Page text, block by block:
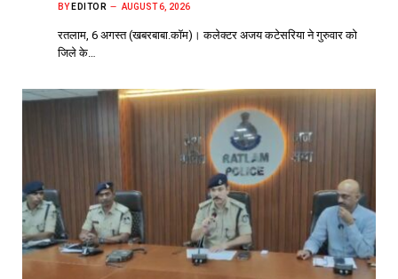
BY EDITOR AUGUST 6, 2026
रतलाम, 6 अगस्त (खबरबाबा.कॉम)। कलेक्टर अजय कटेसरिया ने गुरुवार को
जिले के…